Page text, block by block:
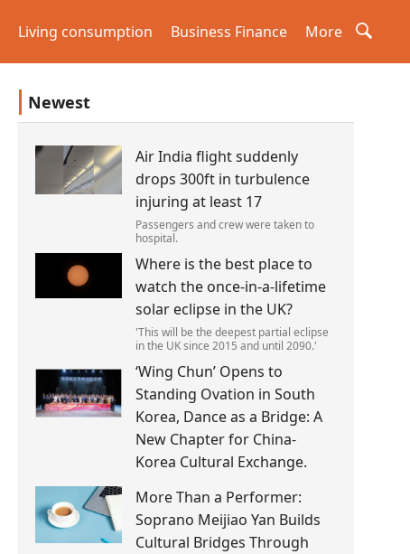
Living consumption Business Finance More
Newest
Air India flight suddenly
drops 300ft in turbulence
injuring at least 17
Passengers and crew were taken to
hospital.
Where is the best place to
watch the once-in-a-lifetime
solar eclipse in the UK?
'This will be the deepest partial eclipse
in the UK since 2015 and until 2090.'
‘Wing Chun’ Opens to
Standing Ovation in South
Korea, Dance as a Bridge: A
New Chapter for China-
Korea Cultural Exchange.
More Than a Performer:
Soprano Meijiao Yan Builds
Cultural Bridges Through